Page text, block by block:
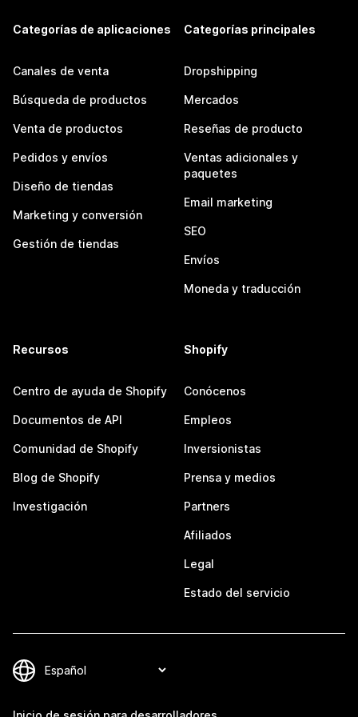
Categorías de aplicaciones
Canales de venta
Búsqueda de productos
Venta de productos
Pedidos y envíos
Diseño de tiendas
Marketing y conversión
Gestión de tiendas
Categorías principales
Dropshipping
Mercados
Reseñas de producto
Ventas adicionales y
paquetes
Email marketing
SEO
Envíos
Moneda y traducción
Recursos
Centro de ayuda de Shopify
Documentos de API
Comunidad de Shopify
Blog de Shopify
Investigación
Shopify
Conócenos
Empleos
Inversionistas
Prensa y medios
Partners
Afiliados
Legal
Estado del servicio